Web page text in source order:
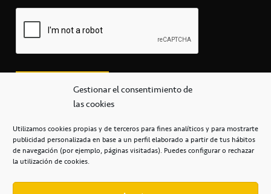
Gestionar el consentimiento de
las cookies
Utilizamos cookies propias y de terceros para fines analíticos y para mostrarte
publicidad personalizada en base a un perfil elaborado a partir de tus hábitos
de navegación (por ejemplo, páginas visitadas). Puedes configurar o rechazar
la utilización de cookies.
secretaria@cbcanarias.es
+34 922 253 684